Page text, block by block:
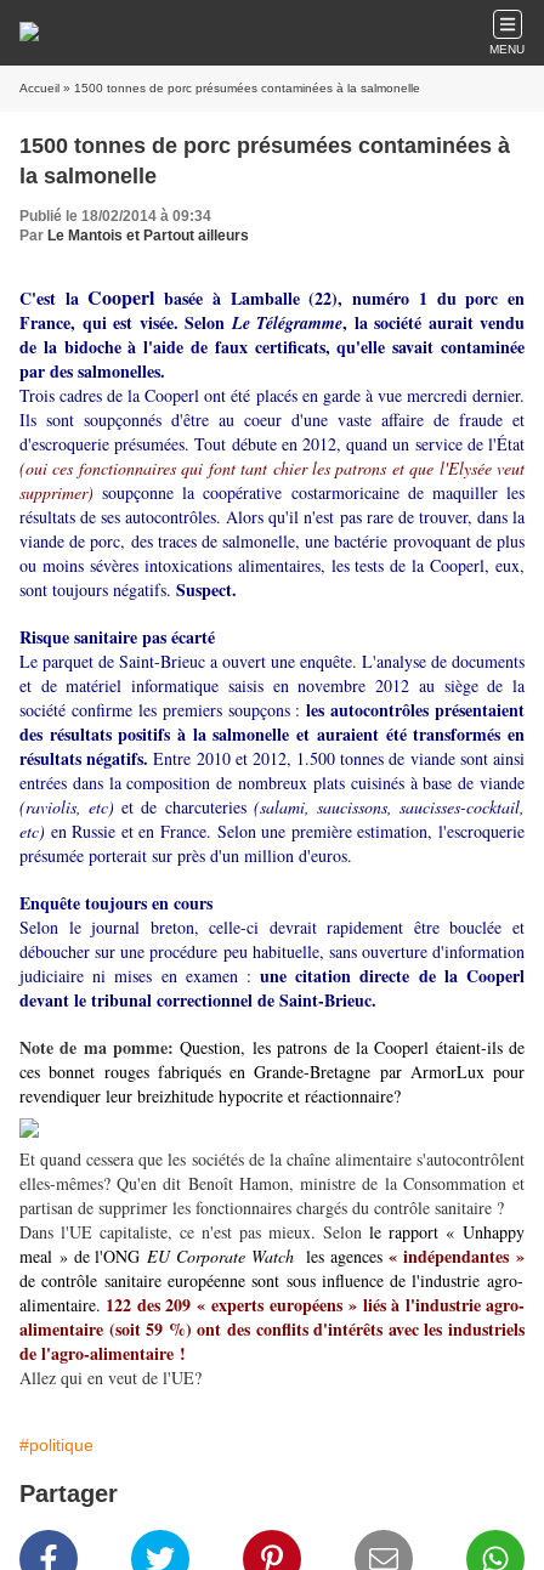
MENU
Accueil » 1500 tonnes de porc présumées contaminées à la salmonelle
1500 tonnes de porc présumées contaminées à
la salmonelle
Publié le 18/02/2014 à 09:34
Par Le Mantois et Partout ailleurs
C'est laCooperl basée à Lamballe (22), numéro 1 du porc en
France, qui est visée. SelonLe Télégramme, la société aurait vendu
de la bidoche à l'aide de faux certificats, qu'elle savait contaminée
par des salmonelles.
Trois cadres de la Cooperl ont été placés en garde à vue mercredi dernier.
Ils sont soupçonnés d'être au coeur d'une vaste affaire de fraude et
d'escroquerie présumées. Tout débute en 2012, quand un service de l'État
(oui ces fonctionnaires qui font tant chier les patrons et que l'Elysée veut
supprimer) soupçonne la coopérative costarmoricaine de maquiller les
résultats de ses autocontrôles. Alors qu'il n'est pas rare de trouver, dans la
viande de porc, des traces de salmonelle, une bactérie provoquant de plus
ou moins sévères intoxications alimentaires, les tests de la Cooperl, eux,
sont toujours négatifs. Suspect.
Risque sanitaire pas écarté
Le parquet de Saint-Brieuc a ouvert une enquête. L'analyse de documents
et de matériel informatique saisis en novembre 2012 au siège de la
société confirme les premiers soupçons :les autocontrôles présentaient
des résultats positifs à la salmonelle et auraient été transformés en
résultats négatifs. Entre 2010 et 2012, 1.500 tonnes de viande sont ainsi
entrées dans la composition de nombreux plats cuisinés à base de viande
(raviolis, etc) et de charcuteries (salami, saucissons, saucisses-cocktail,
etc) en Russie et en France. Selon une première estimation, l'escroquerie
présumée porterait sur près d'un million d'euros.
Enquête toujours en cours
Selon le journal breton, celle-ci devrait rapidement être bouclée et
déboucher sur une procédure peu habituelle, sans ouverture d'information
judiciaire ni mises en examen :une citation directe de la Cooperl
devant le tribunal correctionnel de Saint-Brieuc.
Note de ma pomme: Question, les patrons de la Cooperl étaient-ils de
ces bonnet rouges fabriqués en Grande-Bretagne par ArmorLux pour
revendiquer leur breizhitude hypocrite et réactionnaire?
Et quand cessera que les sociétés de la chaîne alimentaire s'autocontrôlent
elles-mêmes? Qu'en dit Benoît Hamon, ministre de la Consommation et
partisan de supprimer les fonctionnaires chargés du contrôle sanitaire ?
Dans l'UE capitaliste, ce n'est pas mieux. Selon le rapport « Unhappy
meal » de l'ONG EU Corporate Watchles agences « indépendantes »
de contrôle sanitaire européenne sont sous influence de l'industrie agro-
alimentaire. 122 des 209 « experts européens » liés à l'industrie agro-
alimentaire (soit 59 %) ont des conflits d'intérêts avec les industriels
de l'agro-alimentaire !
Allez qui en veut de l'UE?
#politique
Partager